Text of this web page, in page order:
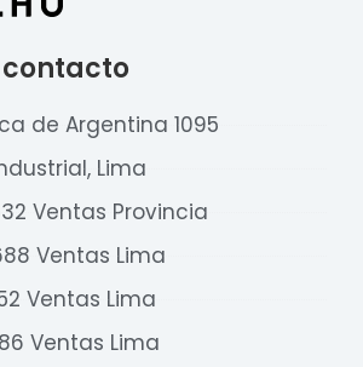
contacto
de Argentina 1095
Lima
Ventas Provincia
Ventas Lima
Ventas Lima
Ventas Lima